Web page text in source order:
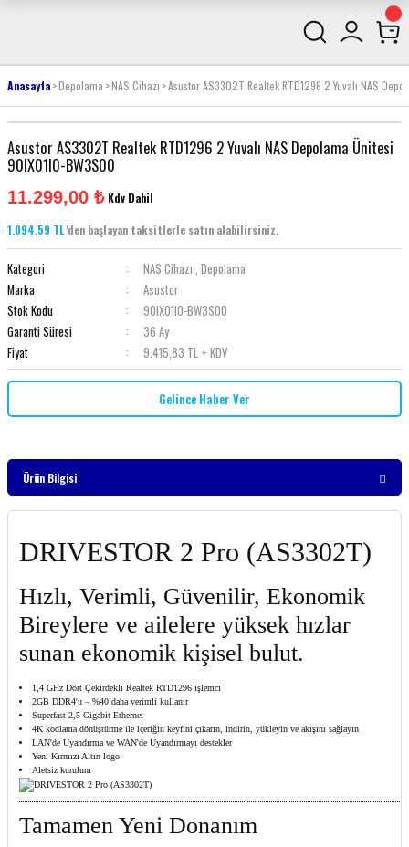
Anasayfa Depolama NAS Cihazı Asustor AS3302T Realtek RTD1296 2 Yuvalı NAS
Asustor AS3302T Realtek RTD1296 2 Yuvalı NAS Depolama Ünitesi
90IX01I0-BW3S00
11.299,00 ₺ Kdv Dahil
1.094,59 TL'den başlayan taksitlerle satın alabilirsiniz.
Kategori NAS Cihazı , Depolama
Marka
Asustor
Stok Kodu
90IX01I0-BW3S00
Garanti Süresi
36 Ay
Fiyat
9.415,83 TL + KDV
Gelince Haber Ver
Ürün Bilgisi
DRIVESTOR 2 Pro (AS3302T)
Hızlı, Verimli, Güvenilir, Ekonomik
Bireylere ve ailelere yüksek hızlar
sunan ekonomik kişisel bulut.
1,4 GHz Dört Çekirdekli Realtek RTD1296 işlemci
2GB DDR4'u – %40 daha verimli kullanır
Superfast 2,5-Gigabit Ethernet
4K kodlama dönüştürme ile içeriğin keyfini çıkarın, indirin, yükleyin ve akışını sağlayın
LAN'de Uyandırma ve WAN'de Uyandırmayı destekler
Yeni Kırmızı Altın logo
Aletsiz kurulum
Tamamen Yeni Donanım